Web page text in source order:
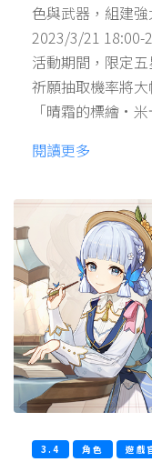
色與武器，組建
2023/3/21
活動期間，限定
祈願抽取機率將
「晴霜的標繪·
閱讀更多
3.4 角色 遊戲